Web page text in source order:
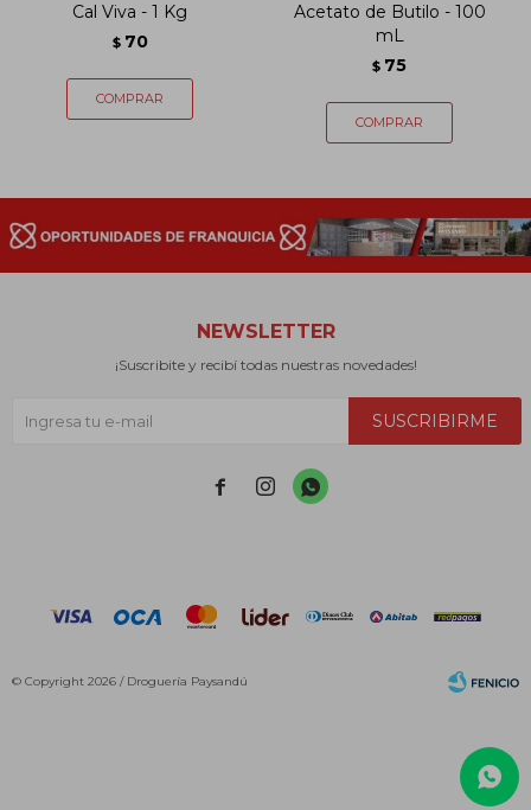
Cal Viva - 1 Kg
$ 70
Acetato de Butilo - 100
mL
$ 75
NEWSLETTER
¡Suscribite y recibí todas nuestras novedades!
SUSCRIBIRME
  
© Copyright 2026 / Droguería Paysandú